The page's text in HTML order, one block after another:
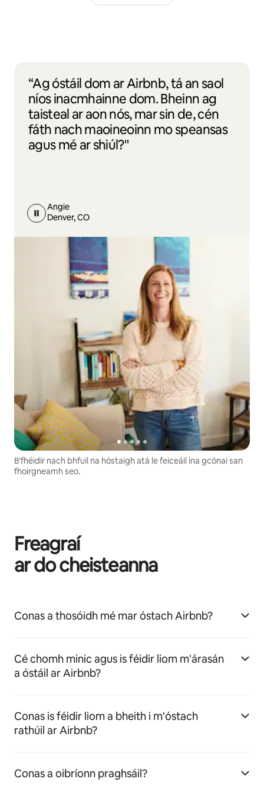
“Ag óstáil dom ar Airbnb, tá an saol
níos inacmhainne dom. Bheinn ag
taisteal ar aon nós, mar sin de, cén
fáth nach maoineoinn mo speansas
agus mé ar shiúl?"
Angie
Denver, CO
B'fhéidir nach bhfuil na hóstaigh atá le feiceáil ina gcónaí san
fhoirgneamh seo.
Freagraí
ar do cheisteanna
Conas a thosóidh mé mar óstach Airbnb?
Cé chomh minic agus is féidir liom m'árasán
a óstáil ar Airbnb?
Conas is féidir liom a bheith i m'óstach
rathúil ar Airbnb?
Conas a oibríonn praghsáil?